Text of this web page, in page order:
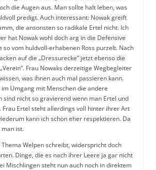
die Augen aus. Man sollte halt leben, was
predigt. Auch interessant: Nowak greift
die ansonsten so radikale Ertel nicht. Ich
hat Nowak wohl doch arg in die Defensive
so vom huldvoll-erhabenen Ross purzelt. Nach
auf die „Dressurecke“ jetzt ebenso die
Frau Nowaks derzeitige Wegbegleiter
was ihnen auch mal passieren kann.
Umgang mit Menschen die andere
sind nicht so gravierend wenn man Ertel und
Frau Ertel steht allerdings voll hinter ihrer Art
kann ich schon eher respektieren. Da
ist.
Welpen schreibt, widerspricht doch
Dinge, die es nach ihrer Leere ja gar nicht
Mischlingen steht nun auch noch in direktem